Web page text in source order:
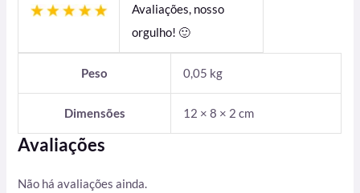
Avaliações, nosso
orgulho! 🙂
Peso 0,05 kg
Dimensões 12 × 8 × 2 cm
Avaliações
Não há avaliações ainda.